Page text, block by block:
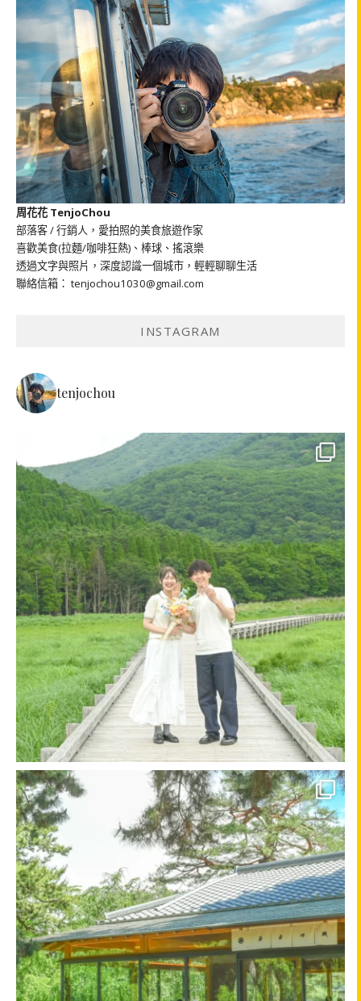
周花花 TenjoChou
部落客 / 行銷人，愛拍照的美食旅遊作家
喜歡美食(拉麵/咖啡狂熱)、棒球、搖滾樂
透過文字與照片，深度認識一個城市，輕輕聊聊生活
聯絡信箱： tenjochou1030@gmail.com
INSTAGRAM
tenjochou